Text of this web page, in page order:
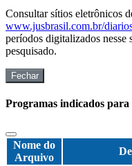
Consultar sítios eletrônicos
www.jusbrasil.com.br/
períodos digitalizados
pesquisado.
Fechar
Programas indicados
Nome do
Arquivo